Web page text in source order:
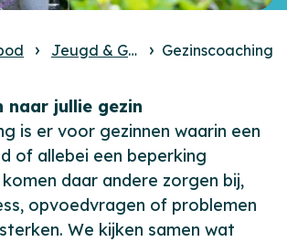
Jeugd & Gezin Behandeling
Gezinscoaching
naar jullie gezin
is er voor gezinnen waarin een
of allebei een beperking
daar andere zorgen bij,
opvoedvragen of problemen
We kijken samen wat